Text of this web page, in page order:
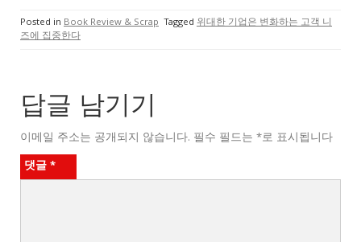
Posted in Book Review & Scrap Tagged 위대한 기업은 변화하는 고객 니
즈에 집중한다
답글 남기기
이메일 주소는 공개되지 않습니다. 필수 필드는 *로 표시됩니다
댓글*